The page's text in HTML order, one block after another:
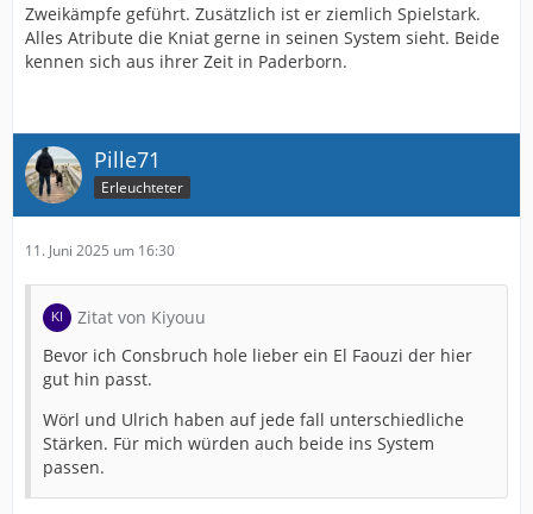
Zweikämpfe geführt. Zusätzlich ist er ziemlich Spielstark.
Alles Atribute die Kniat gerne in seinen System sieht. Beide
kennen sich aus ihrer Zeit in Paderborn.
Pille71
Erleuchteter
11. Juni 2025 um 16:30
Zitat von Kiyouu
Bevor ich Consbruch hole lieber ein El Faouzi der hier
gut hin passt.
Wörl und Ulrich haben auf jede fall unterschiedliche
Stärken. Für mich würden auch beide ins System
passen.